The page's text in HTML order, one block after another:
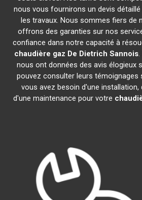
nous vous fournirons un devis
les travaux. Nous sommes fiers de
offrons des garanties sur nos
confiance dans notre capacité à
chaudière gaz De Dietrich Sannois.
nous ont données des avis élogieux
pouvez consulter leurs témoignages
vous avez besoin d'une installation,
d'une maintenance pour votre